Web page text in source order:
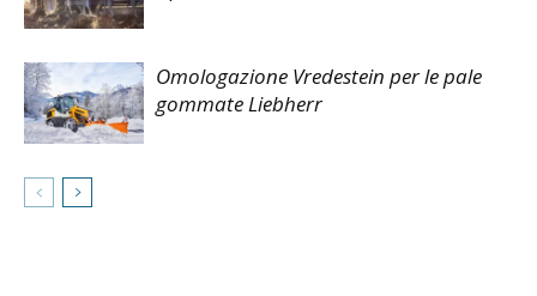
Omologazione Vredestein per le pale
gommate Liebherr